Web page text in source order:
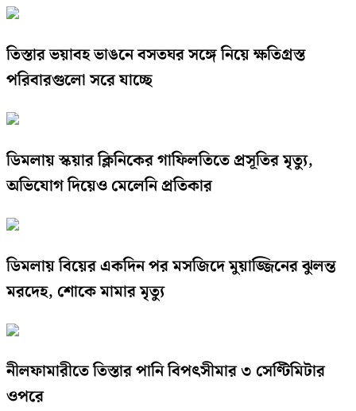
তিস্তার ভয়াবহ ভাঙনে বসতঘর সঙ্গে নিয়ে ক্ষতিগ্রস্ত
পরিবারগুলো সরে যাচ্ছে
ডিমলায় স্কয়ার ক্লিনিকের গাফিলতিতে প্রসূতির মৃত্যু,
অভিযোগ দিয়েও মেলেনি প্রতিকার
ডিমলায় বিয়ের একদিন পর মসজিদে মুয়াজ্জিনের ঝুলন্ত
মরদেহ, শোকে মামার মৃত্যু
নীলফামারীতে তিস্তার পানি বিপৎসীমার ৩ সেণ্টিমিটার
ওপরে